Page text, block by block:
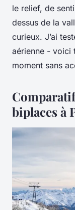
le relief, de
dessus de la
curieux. J’ai
aérienne - voici
moment sans
biplaces à